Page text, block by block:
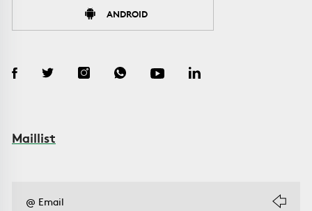
ANDROID
Maillist